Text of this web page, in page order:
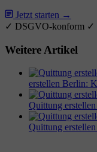
Jetzt starten →
✓ DSGVO-konform ✓
Weitere Artikel
erstellen Berlin:
Quittung
Quittung